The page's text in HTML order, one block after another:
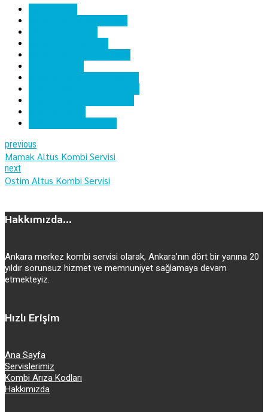
previous
Mamak Altus Kombi Servisi
next
Ostim Altus Kombi Servisi
Hakkımızda...
Ankara merkez kombi servisi olarak, Ankara’nın dört bir yanına 20
yıldır sorunsuz hizmet ve memnuniyet sağlamaya devam
etmekteyiz.
Hızlı Erişim
Ana Sayfa
Servislerimiz
Kombi Arıza Kodları
Hakkımızda